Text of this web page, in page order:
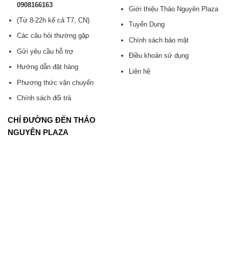
0908166163
(Từ 8-22h kể cả T7, CN)
Các câu hỏi thường gặp
Gửi yêu cầu hỗ trợ
Hướng dẫn đặt hàng
Phương thức vận chuyển
Chính sách đổi trả
Giới thiệu Thảo Nguyên Plaza
Tuyển Dụng
Chính sách bảo mật
Điều khoản sử dụng
Liên hệ
CHỈ ĐƯỜNG ĐẾN THẢO
NGUYÊN PLAZA